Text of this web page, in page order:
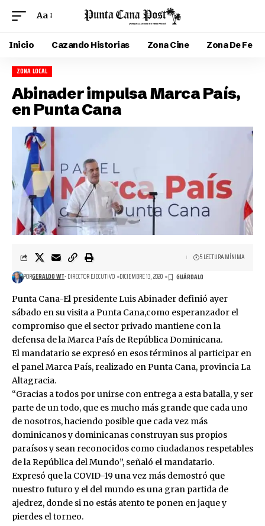
Aa
Inicio Cazando Historias Zona Cine Zona De Fe
ZONA LOCAL
Abinader impulsa Marca País,
en Punta Cana
PORGERALDO WT- DIRECTOR EJECUTIVO DICIEMBRE 13, 2020
5 LECTURA MÍNIMA
Punta Cana-El presidente Luis Abinader definió ayer
sábado en su visita a Punta Cana,como esperanzador el
compromiso que el sector privado mantiene con la
defensa de la Marca País de República Dominicana.
El mandatario se expresó en esos términos al participar en
el panel Marca País, realizado en Punta Cana, provincia La
Altagracia.
“Gracias a todos por unirse con entrega a esta batalla, y ser
parte de un todo, que es mucho más grande que cada uno
de nosotros, haciendo posible que cada vez más
dominicanos y dominicanas construyan sus propios
paraísos y sean reconocidos como ciudadanos respetables
de la República del Mundo”, señaló el mandatario.
Expresó que la COVID-19 una vez más demostró que
nuestro futuro y el del mundo es una gran partida de
ajedrez, donde si no estás atento te ponen en jaque y
pierdes el torneo.